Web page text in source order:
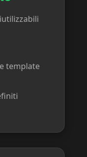
template